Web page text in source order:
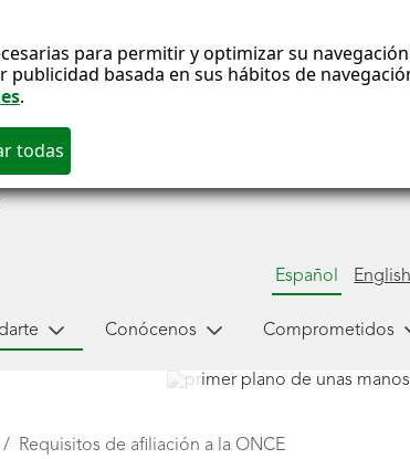
para permitir y optimizar su
basada en sus hábitos de
.
Español English
Conócenos Comprometidos
Requisitos de afiliación a la ONCE